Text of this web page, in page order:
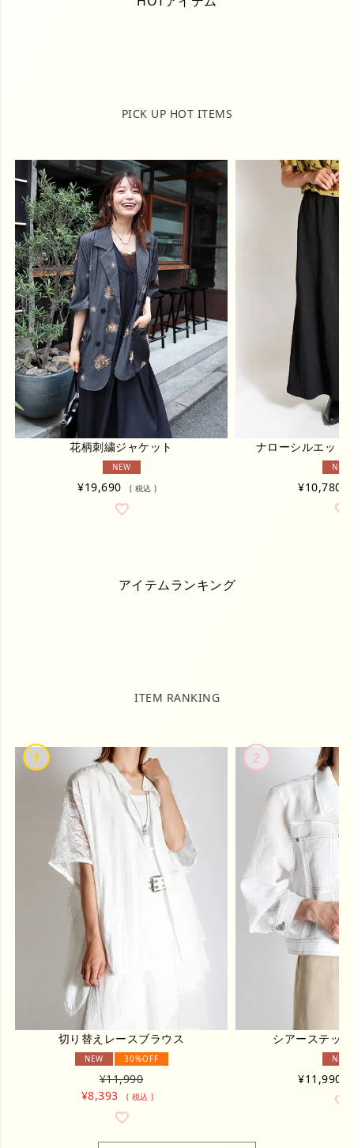
PICK UP HOT ITEMS
花柄刺繍ジャケット
NEW
¥19,690 税込
ナローシルエット
NEW
¥10,780
アイテムランキング
ITEM RANKING
切り替えレースブラウス
NEW 30%OFF
¥11,990
¥8,393 税込
シアーステッ
NEW
¥11,990